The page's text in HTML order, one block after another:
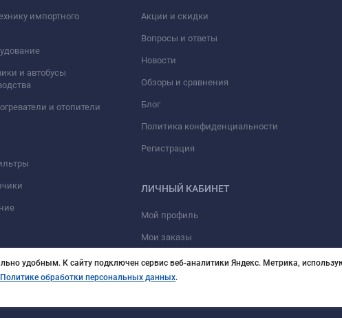
импортного
и автобусы
и отопители
Акции и скидки
Вопросы и ответы
Новости
Обзоры и сравнения
Блог
Политика конфиденциальности
Регистрация
ЛИЧНЫЙ КАБИНЕТ
Мой профиль
Мои заказы
удобным. К cайту подключен сервис веб-аналитики Яндекс. Метрика,
Политике обработки персональных данных.